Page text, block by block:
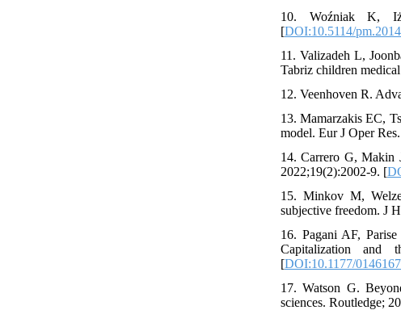
10. Woźniak K,
[DOI:10.5114/
11. Valizadeh L,
Tabriz children
12. Veenhoven R.
13. Mamarzakis EC,
model. Eur J Oper
14. Carrero G, Makin
2022;19(2):2002-9. [
15. Minkov M,
subjective freedom. J
16. Pagani AF,
Capitalization and
[DOI:10.1177/
17. Watson G.
sciences. Routledge;